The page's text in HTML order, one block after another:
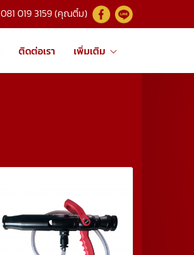
081 019 3159 (คุณติ๋ม)
ติดต่อเรา เพิ่มเติม